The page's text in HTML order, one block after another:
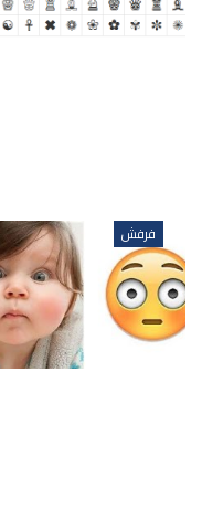
فرفش